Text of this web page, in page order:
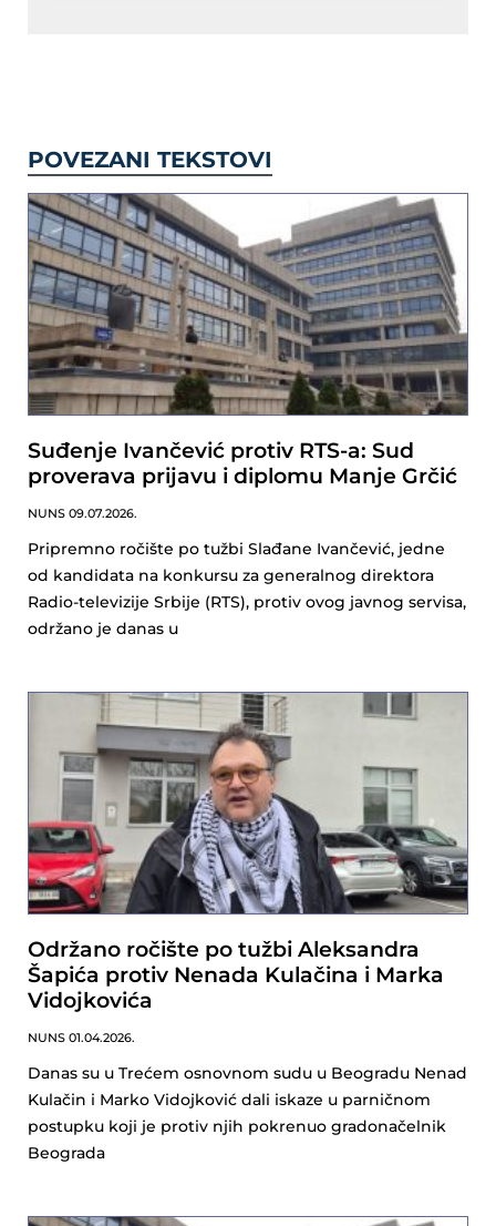
POVEZANI TEKSTOVI
Suđenje Ivančević protiv RTS-a: Sud
proverava prijavu i diplomu Manje Grčić
NUNS 09.07.2026.
Pripremno ročište po tužbi Slađane Ivančević, jedne
od kandidata na konkursu za generalnog direktora
Radio-televizije Srbije (RTS), protiv ovog javnog servisa,
održano je danas u
Održano ročište po tužbi Aleksandra
Šapića protiv Nenada Kulačina i Marka
Vidojkovića
NUNS 01.04.2026.
Danas su u Trećem osnovnom sudu u Beogradu Nenad
Kulačin i Marko Vidojković dali iskaze u parničnom
postupku koji je protiv njih pokrenuo gradonačelnik
Beograda